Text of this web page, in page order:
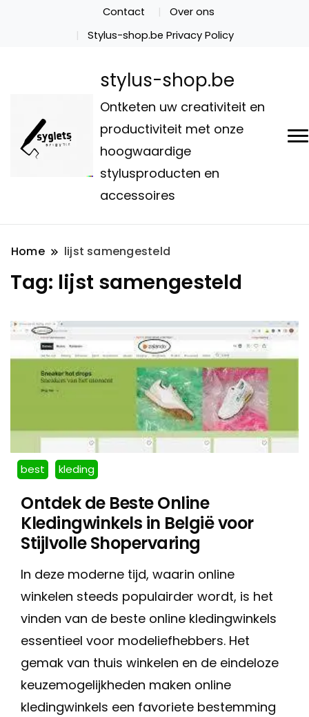
Contact
Over ons
Stylus-shop.be Privacy Policy
stylus-shop.be
Ontketen uw creativiteit en
productiviteit met onze
hoogwaardige
stylusproducten en
accessoires
Home lijst samengesteld
Tag: lijst samengesteld
best kleding
Ontdek de Beste Online
Kledingwinkels in België voor
Stijlvolle Shopervaring
In deze moderne tijd, waarin online
winkelen steeds populairder wordt, is het
vinden van de beste online kledingwinkels
essentieel voor modeliefhebbers. Het
gemak van thuis winkelen en de eindeloze
keuzemogelijkheden maken online
kledingwinkels een favoriete bestemming